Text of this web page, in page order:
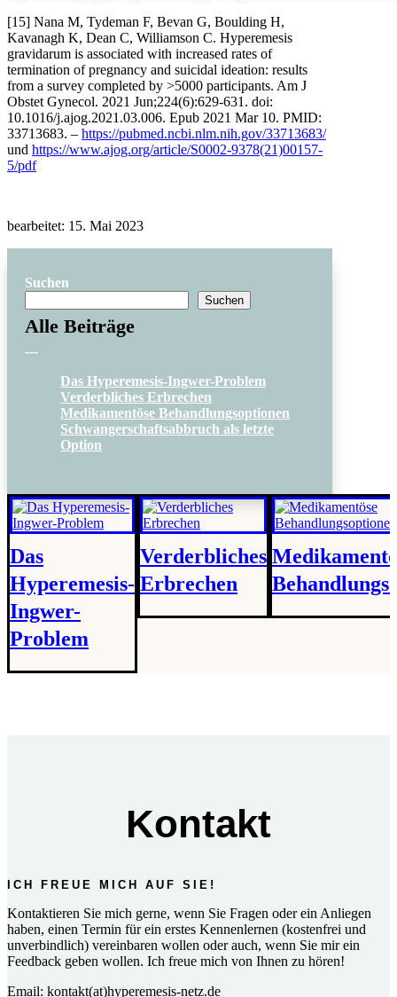
[15] Nana M, Tydeman F, Bevan G, Boulding H,
Kavanagh K, Dean C, Williamson C. Hyperemesis
gravidarum is associated with increased rates of
termination of pregnancy and suicidal ideation: results
from a survey completed by >5000 participants. Am J
Obstet Gynecol. 2021 Jun;224(6):629-631. doi:
10.1016/j.ajog.2021.03.006. Epub 2021 Mar 10. PMID:
33713683. – https://pubmed.ncbi.nlm.nih.gov/33713683/
und https://www.ajog.org/article/S0002-9378(21)00157-
5/pdf
bearbeitet: 15. Mai 2023
Suchen
Suchen
Alle Beiträge
---
Das Hyperemesis-Ingwer-Problem
Verderbliches Erbrechen
Medikamentöse Behandlungsoptionen
Schwangerschaftsabbruch als letzte
Option
Das
Hyperemesis-
Ingwer-
Problem
Verderbliches
Erbrechen
Kontakt
ICH FREUE MICH AUF SIE!
Kontaktieren Sie mich gerne, wenn Sie Fragen oder ein Anliegen
haben, einen Termin für ein erstes Kennenlernen (kostenfrei und
unverbindlich) vereinbaren wollen oder auch, wenn Sie mir ein
Feedback geben wollen. Ich freue mich von Ihnen zu hören!
Email: kontakt(at)hyperemesis-netz.de